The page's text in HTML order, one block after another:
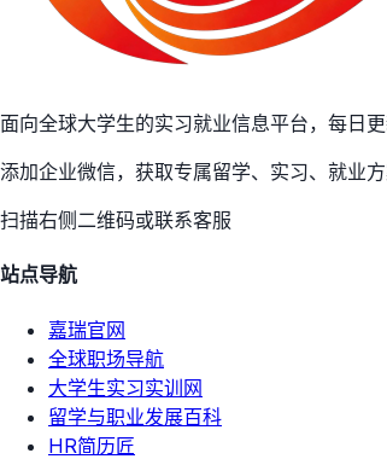
面向全球大学生的实习就业信息平台，每日
添加企业微信，获取专属留学、实习、就业
扫描右侧二维码或联系客服
站点导航
嘉瑞官网
全球职场导航
大学生实习实训网
留学与职业发展百科
HR简历匠